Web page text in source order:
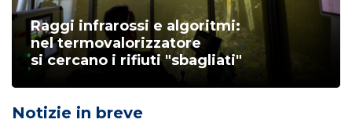
Raggi infrarossi e algoritmi:
nel termovalorizzatore
si cercano i rifiuti "sbagliati"
Notizie in breve